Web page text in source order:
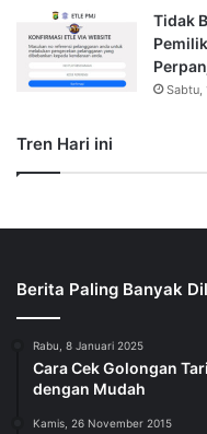
Tidak
Sabtu,
Tren Hari ini
Berita Paling Banyak
Rabu, 8 Januari 2025
Cara Cek Golongan
dengan Mudah
Kamis, 26 November 2015